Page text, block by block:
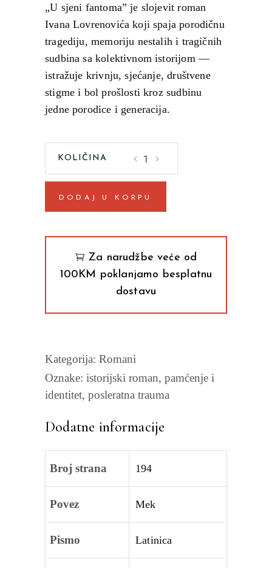
„U sjeni fantoma” je slojevit roman
Ivana Lovrenovića koji spaja porodičnu
tragediju, memoriju nestalih i tragičnih
sudbina sa kolektivnom istorijom —
istražuje krivnju, sjećanje, društvene
stigme i bol prošlosti kroz sudbinu
jedne porodice i generacija.
fantoma
Ivan
quantity
DODAJ U KORPU
Za narudžbe veće od
100KM poklanjamo besplatnu
dostavu
Kategorija: Romani
Oznake: istorijski roman, pamćenje i
identitet, posleratna trauma
Dodatne informacije
Broj strana 194
Povez Mek
Pismo Latinica